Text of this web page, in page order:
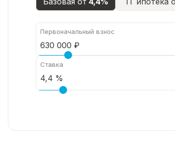
Первоначальный взнос
Ставка